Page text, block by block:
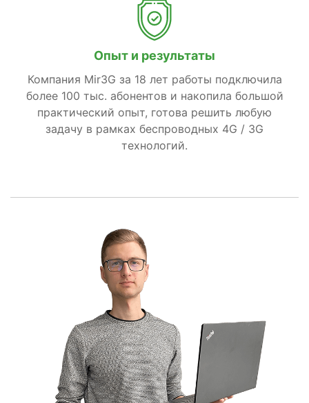
Опыт и результаты
Компания Mir3G за 18 лет работы подключила
более 100 тыс. абонентов и накопила большой
практический опыт, готова решить любую
задачу в рамках беспроводных 4G / 3G
технологий.